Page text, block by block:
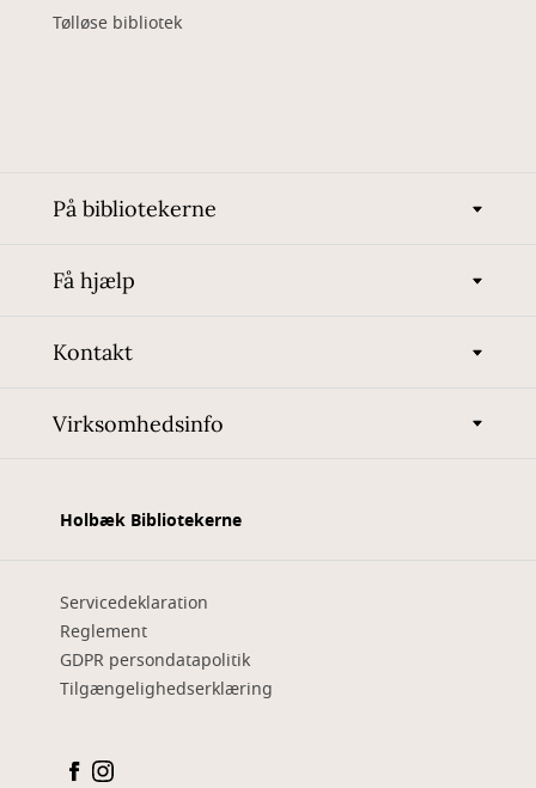
Tølløse bibliotek
På bibliotekerne
Få hjælp
Kontakt
Virksomhedsinfo
Holbæk Bibliotekerne
Servicedeklaration
Reglement
GDPR persondatapolitik
Tilgængelighedserklæring